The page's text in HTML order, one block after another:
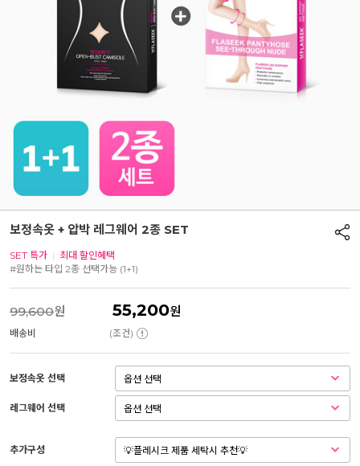
보정속옷 + 압박 레그웨어 2종 SET
SET 특가 | 최대 할인혜택
#원하는 타입 2종 선택가능 (1+1)
99,600원 55,200원
배송비 (조건)
보정속옷 선택
레그웨어 선택
추가구성